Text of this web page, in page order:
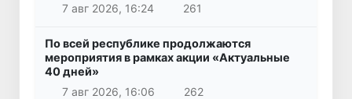
7 авг 2026, 16:24
261
По всей республике продолжаются
мероприятия в рамках акции «Актуальные
40 дней»
7 авг 2026, 16:06
262